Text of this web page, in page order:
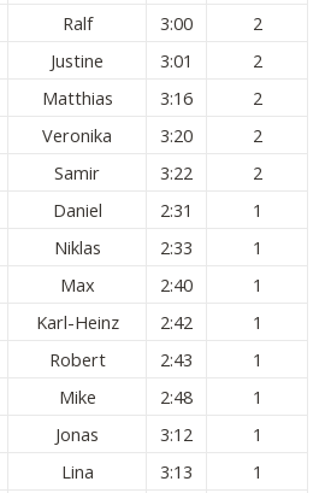
Ralf 3:00
2
Justine 3:01
2
Matthias 3:16
2
Veronika 3:20
2
Samir 3:22
2
Daniel 2:31
1
Niklas 2:33
1
Max 2:40
1
Karl-Heinz 2:42
1
Robert 2:43
1
Mike 2:48
1
Jonas 3:12
1
Lina 3:13 1